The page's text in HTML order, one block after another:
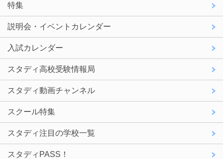
特集
説明会・イベントカレンダー
入試カレンダー
スタディ高校受験情報局
スタディ動画チャンネル
スクール特集
スタディ注目の学校一覧
スタディPASS！